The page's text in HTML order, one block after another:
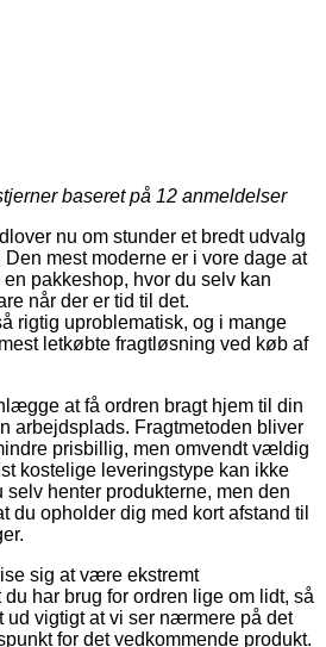
baseret på 12 anmeldelser
nu om stunder et bredt udvalg
mest moderne er i vore dage at
pakkeshop, hvor du selv kan
når der er tid til det.
rigtig uproblematisk, og i mange
letkøbte fragtløsning ved køb af
at få ordren bragt hjem til din
arbejdsplads. Fragtmetoden bliver
prisbillig, men omvendt vældig
kostelige leveringstype kan ikke
henter produkterne, men den
du opholder dig med kort afstand til
sig at være ekstremt
har brug for ordren lige om lidt, så
ud vigtigt at vi ser nærmere på det
for det vedkommende produkt.